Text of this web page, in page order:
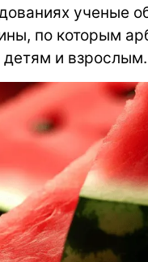
ученые
по которым
и взрослым.